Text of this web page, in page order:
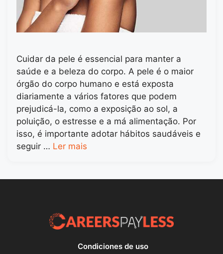
Cuidar da pele é essencial para manter a
saúde e a beleza do corpo. A pele é o maior
órgão do corpo humano e está exposta
diariamente a vários fatores que podem
prejudicá-la, como a exposição ao sol, a
poluição, o estresse e a má alimentação. Por
isso, é importante adotar hábitos saudáveis e
seguir … Ler mais
Condiciones de uso